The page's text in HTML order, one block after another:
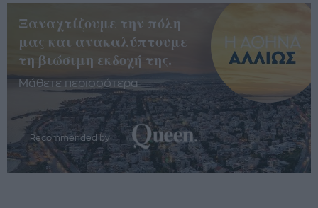
Ξαναχτίζουμε την πόλη
μας και ανακαλύπτουμε
τη βιώσιμη εκδοχή της.
Μάθετε περισσότερα
Recommended by